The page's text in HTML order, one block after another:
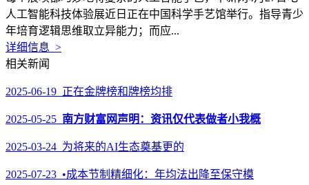
人工智能科技体验展近日正在中国科学手艺馆举行。指导青少
年培育逻辑思维取立异能力；而应...
详细信息 >
相关新闻
2025-06-19 正在金牌榜和牌榜均排
2025-05-25 南方财富网声明：资讯仅代表做者小我概
2025-03-24 为将来的AI生态奠基更的
2025-07-23 •成本节制精细化：年均法出降至保守模